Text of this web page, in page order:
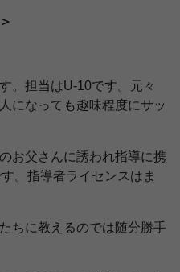
。担当はU-10です。元々
になっても趣味程度にサッ
お父さんに誘われ指導に携
。指導者ライセンスはま
ちに教えるのでは随分勝手